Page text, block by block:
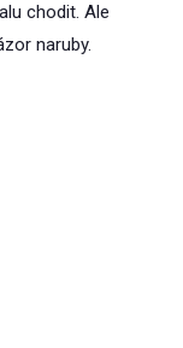
chodit. Ale
naruby.